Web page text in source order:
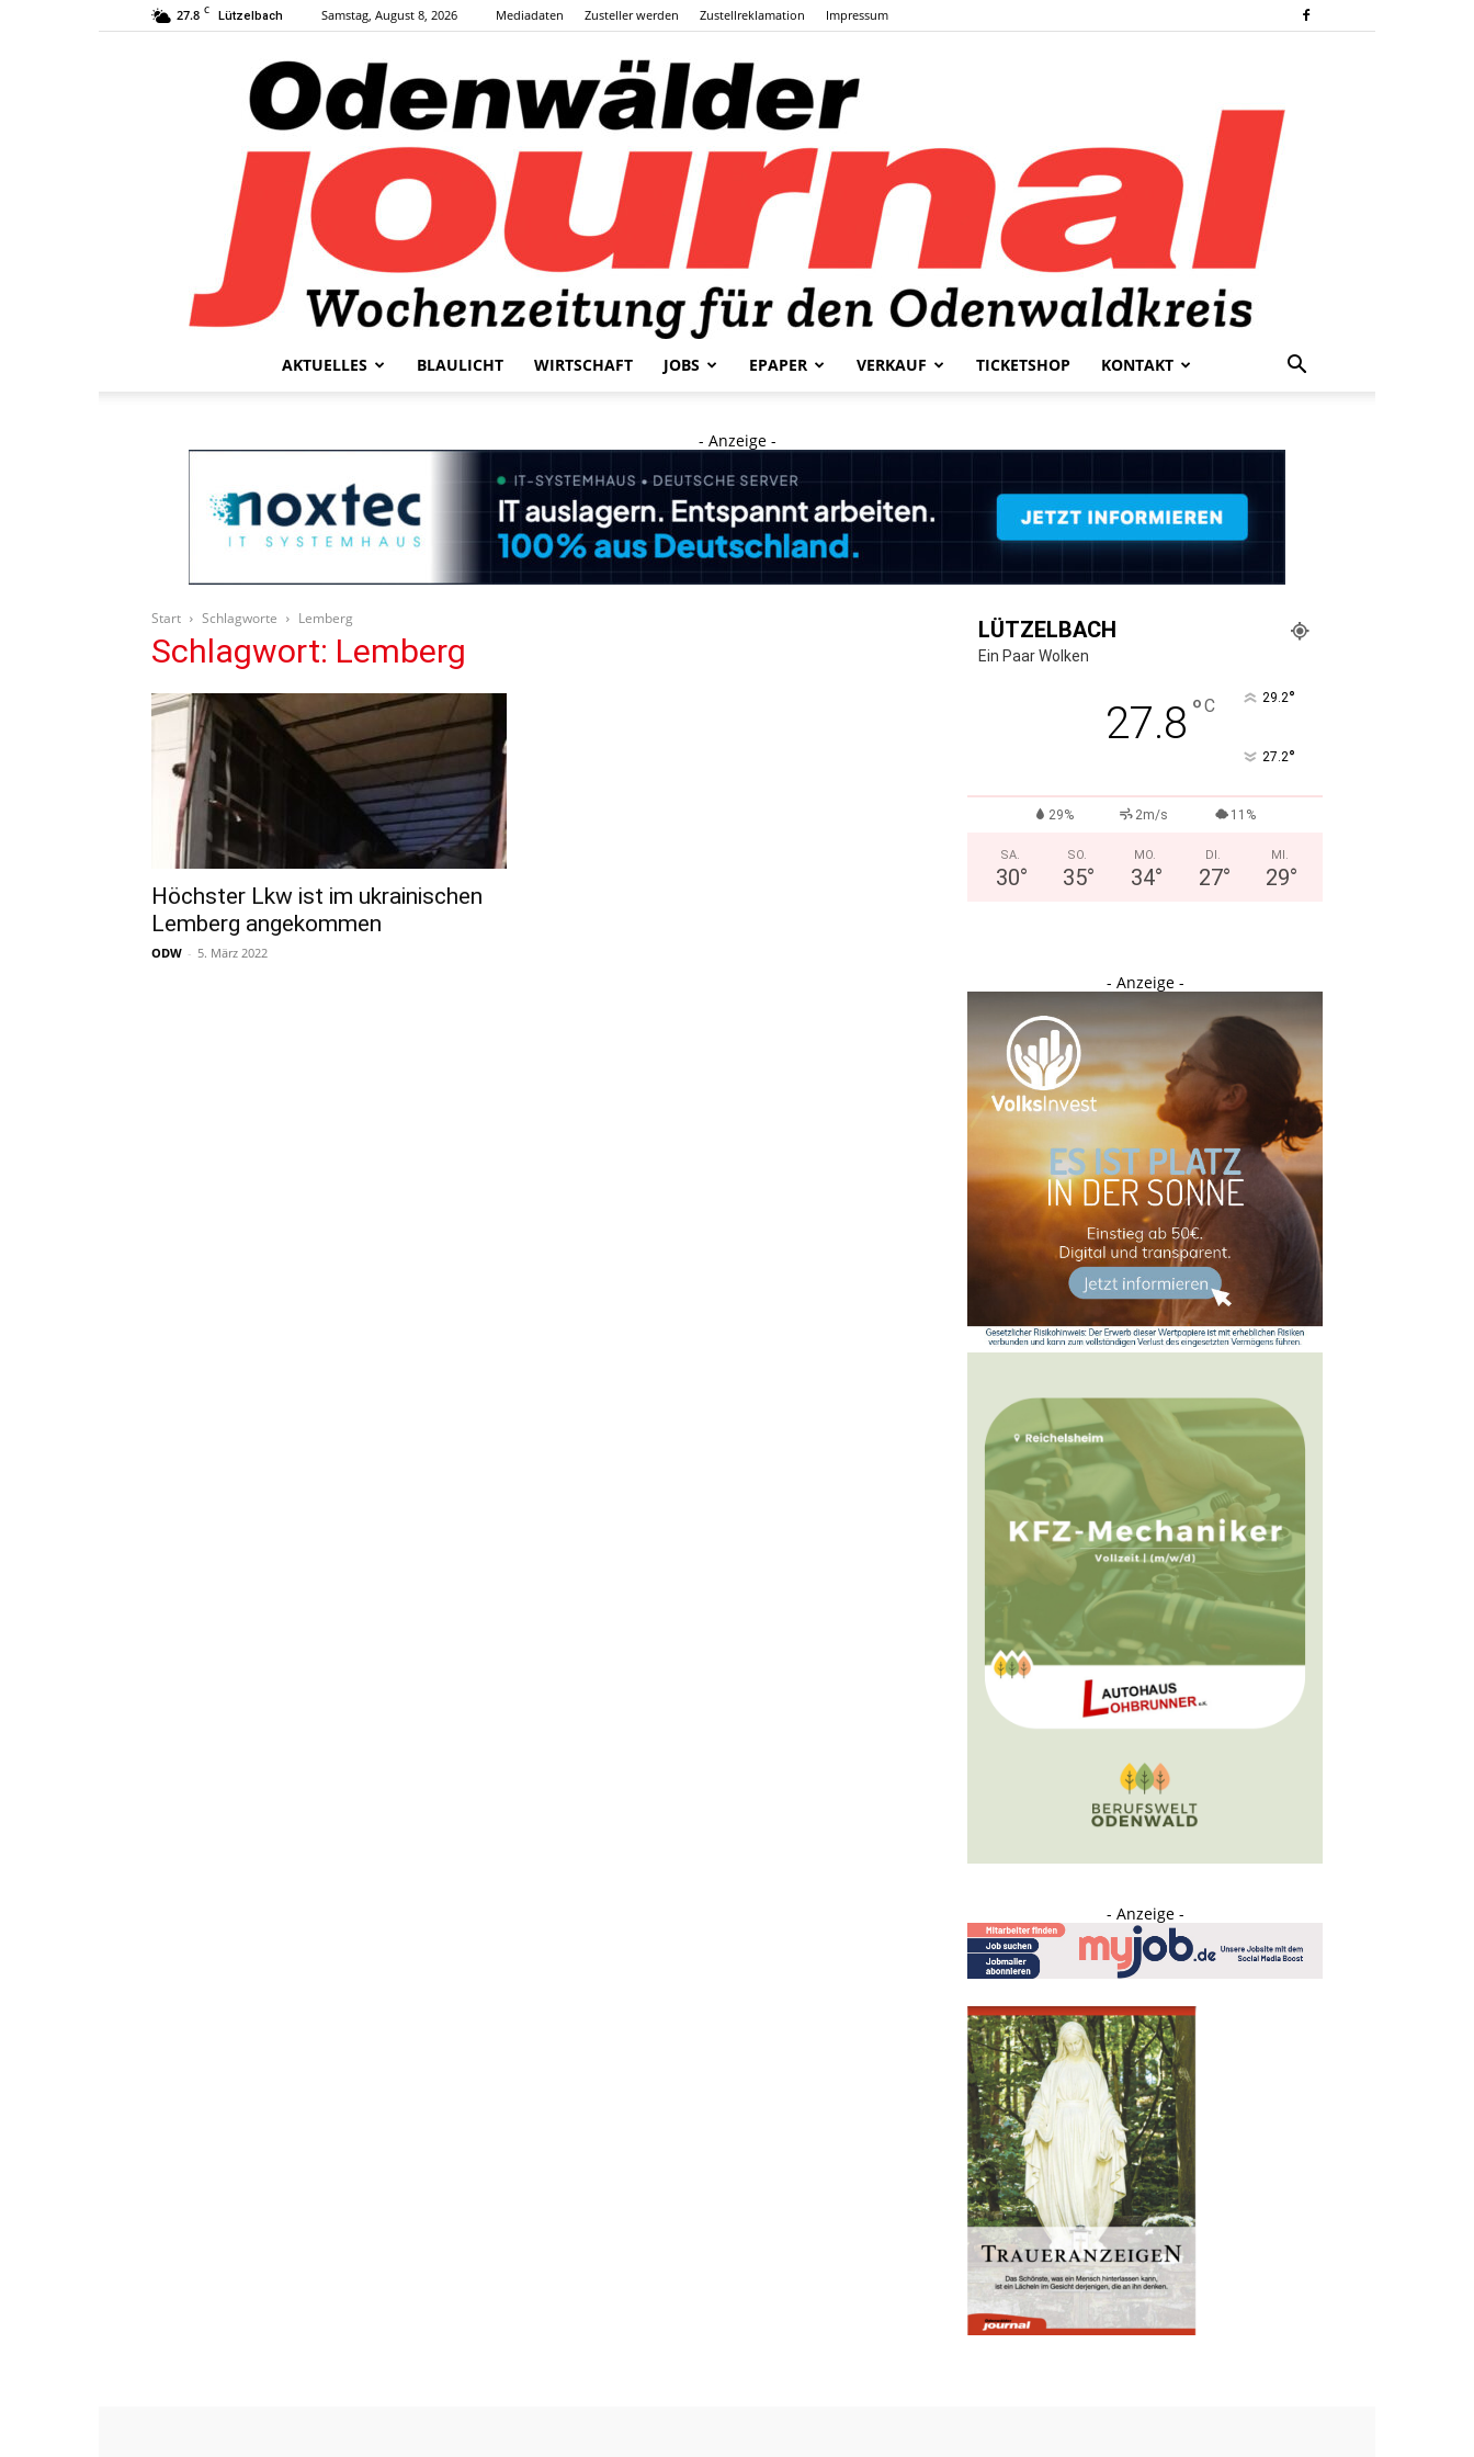
27.8 C Lützelbach Samstag, August 8, 2026 Mediadaten Zusteller werden Zustellreklamation Impressum
Journal
AKTUELLES BLAULICHT WIRTSCHAFT JOBS EPAPER VERKAUF TICKETSHOP KONTAKT
- Anzeige -
Start Schlagworte Lemberg
Schlagwort: Lemberg
Höchster Lkw ist im ukrainischen
Lemberg angekommen
ODW - 5. März 2022
LÜTZELBACH
Ein Paar Wolken
27.8 °C 29.2°
27.2°
29% 2m/s 11%
SA.
30°
SO.
35°
MO.
34°
DI.
27°
MI.
29°
- Anzeige -
- Anzeige -